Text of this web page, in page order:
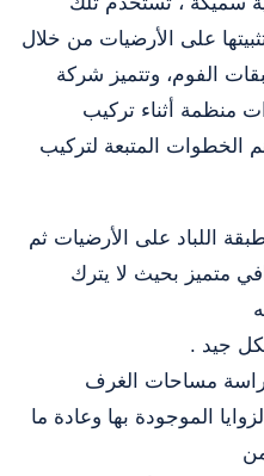
على الأرضيات من خلال
الفوم، وتتميز شركة
منظمة أثناء تركيب
الخطوات المتبعة لتركيب
اللباد على الأرضيات ثم
متميز بحيث لا يترك
جيد .
مساحات الغرف
الموجودة بها وعادة ما